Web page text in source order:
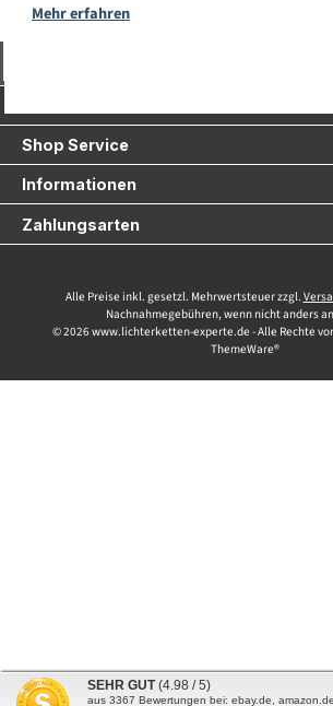
Mehr erfahren
Shop Service
Informationen
Zahlungsarten
Alle Preise inkl. gesetzl. Mehrwertsteuer zzgl.
Nachnahmegebühren, wenn nicht anders
© 2026 www.lichterketten-experte.de - Alle Rechte
ThemeWare®
SEHR GUT (4.98 / 5)
aus 3367 Bewertungen bei: ebay.de,